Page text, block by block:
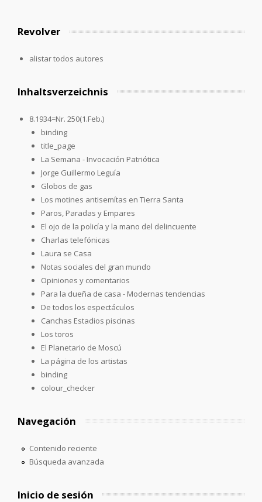
Revolver
alistar todos autores
Inhaltsverzeichnis
8.1934=Nr. 250(1.Feb.)
binding
title_page
La Semana - Invocación Patriótica
Jorge Guillermo Leguía
Globos de gas
Los motines antisemítas en Tierra Santa
Paros, Paradas y Empares
El ojo de la policía y la mano del delincuente
Charlas telefónicas
Laura se Casa
Notas sociales del gran mundo
Opiniones y comentarios
Para la dueña de casa - Modernas tendencias
De todos los espectáculos
Canchas Estadios piscinas
Los toros
El Planetario de Moscú
La página de los artistas
binding
colour_checker
Navegación
Contenido reciente
Búsqueda avanzada
Inicio de sesión